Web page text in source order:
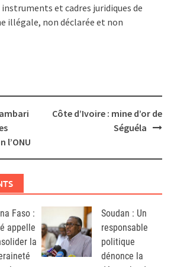
et cadres juridiques de
illégale, non déclarée et non
l’ONU
Côte d’Ivoire : mine d’or de
Séguéla
Faso :
appelle
la
Soudan : Un
responsable
politique
dénonce la